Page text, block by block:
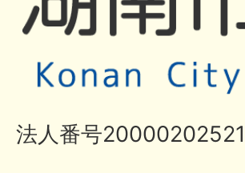
法人番号